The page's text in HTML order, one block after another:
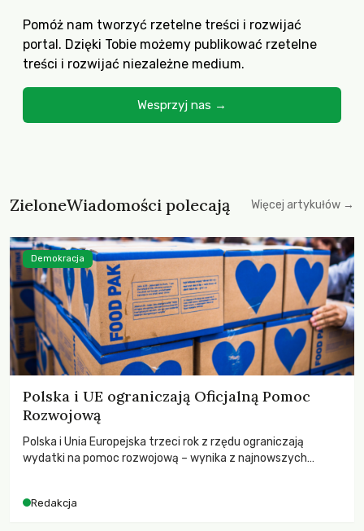
Pomóż nam tworzyć rzetelne treści i rozwijać
portal. Dzięki Tobie możemy publikować rzetelne
treści i rozwijać niezależne medium.
Wesprzyj nas →
ZieloneWiadomości polecają Więcej artykułów →
Polska i UE ograniczają Oficjalną Pomoc
Rozwojową
Polska i Unia Europejska trzeci rok z rzędu ograniczają
wydatki na pomoc rozwojową – wynika z najnowszych
odnotowano największe tąpnięcie ODA w historii. Jakie będą
Redakcja
Demokracja